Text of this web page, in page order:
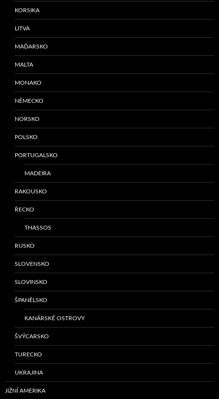
KORSIKA
LITVA
MAĎARSKO
MALTA
MONAKO
NĚMECKO
NORSKO
POLSKO
PORTUGALSKO
MADEIRA
RAKOUSKO
ŘECKO
THASSOS
RUSKO
SLOVENSKO
SLOVINSKO
ŠPANĚLSKO
KANÁRSKÉ OSTROVY
ŠVÝCARSKO
TURECKO
UKRAJINA
JIŽNÍ AMERIKA